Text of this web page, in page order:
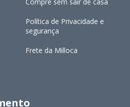
Política de Privacidade e
segurança
Frete da Milloca